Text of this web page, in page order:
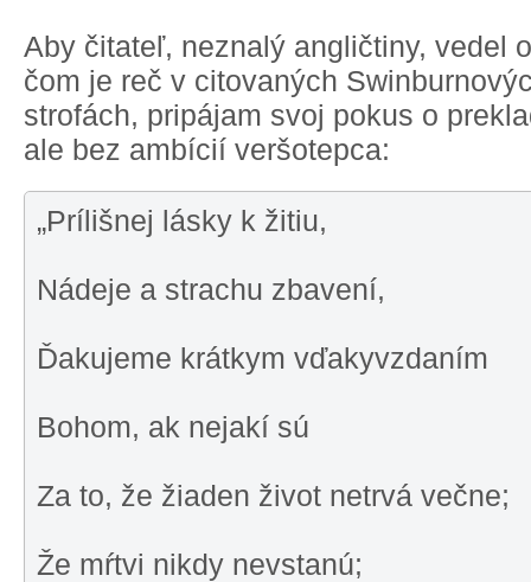
Aby čitateľ, neznalý angličtiny, vedel o
čom je reč v citovaných
strofách, pripájam svoj pokus o
ale bez ambícií veršotepca:
„Prílišnej lásky k žitiu,
Nádeje a strachu zbavení,
Ďakujeme krátkym vďakyvzdaním
Bohom, ak nejakí sú
Za to, že žiaden život netrvá večne;
Že mŕtvi nikdy nevstanú;